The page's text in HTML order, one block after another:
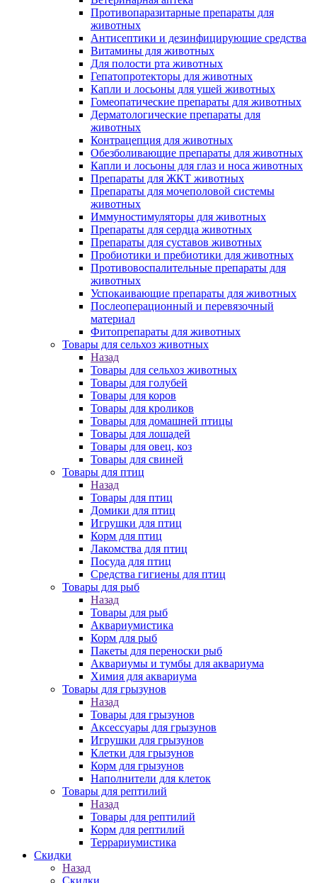
Противопаразитарные препараты для
животных
Антисептики и дезинфицирующие средства
Витамины для животных
Для полости рта животных
Гепатопротекторы для животных
Капли и лосьоны для ушей животных
Гомеопатические препараты для животных
Дерматологические препараты для
животных
Контрацепция для животных
Обезболивающие препараты для животных
Капли и лосьоны для глаз и носа животных
Препараты для ЖКТ животных
Препараты для мочеполовой системы
животных
Иммуностимуляторы для животных
Препараты для сердца животных
Препараты для суставов животных
Пробиотики и пребиотики для животных
Противовоспалительные препараты для
животных
Успокаивающие препараты для животных
Послеоперационный и перевязочный
материал
Фитопрепараты для животных
Товары для сельхоз животных
Назад
Товары для сельхоз животных
Товары для голубей
Товары для коров
Товары для кроликов
Товары для домашней птицы
Товары для лошадей
Товары для овец, коз
Товары для свиней
Товары для птиц
Назад
Товары для птиц
Домики для птиц
Игрушки для птиц
Корм для птиц
Лакомства для птиц
Посуда для птиц
Средства гигиены для птиц
Товары для рыб
Назад
Товары для рыб
Аквариумистика
Корм для рыб
Пакеты для переноски рыб
Аквариумы и тумбы для аквариума
Химия для аквариума
Товары для грызунов
Назад
Товары для грызунов
Аксессуары для грызунов
Игрушки для грызунов
Клетки для грызунов
Корм для грызунов
Наполнители для клеток
Товары для рептилий
Назад
Товары для рептилий
Корм для рептилий
Террариумистика
Скидки
Назад
Скидки